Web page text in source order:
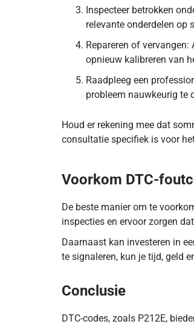
Inspecteer betrokken
relevante onderdelen op
Repareren of
opnieuw kalibreren van
Raadpleeg een
probleem nauwkeurig te
Houd er rekening mee dat
consultatie specifiek is voor
Voorkom DTC-
De beste manier om te
inspecties en ervoor zorgen
Daarnaast kan investeren in
te signaleren, kun je tijd, geld
Conclusie
DTC-codes, zoals P212E,